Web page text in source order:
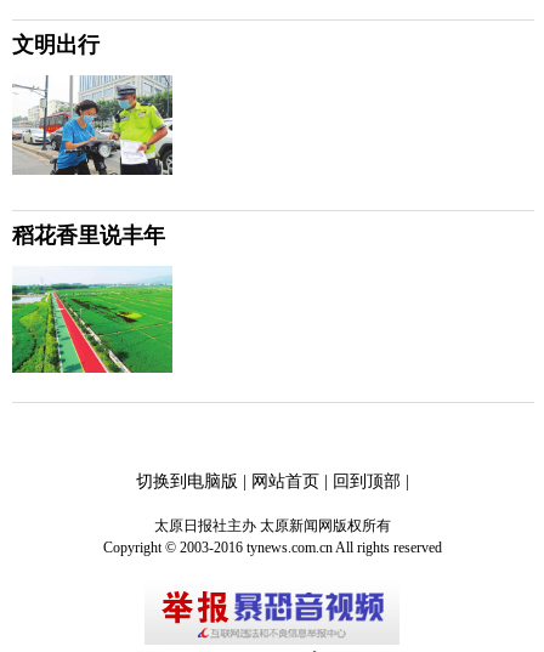
文明出行
稻花香里说丰年
切换到电脑版 | 网站首页| 回到顶部|
太原日报社主办 太原新闻网版权所有
Copyright © 2003-2016 tynews.com.cn All rights reserved